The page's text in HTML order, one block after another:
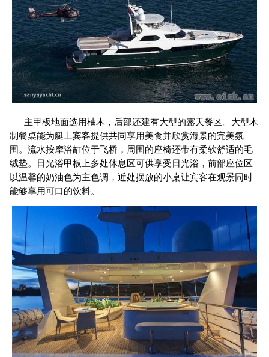
主甲板地面选用柚木，后部还建有大型的露天餐区。大型木
制餐桌能为艇上宾客提供共同享用美食并欣赏海景的完美氛
围。流水按摩浴缸位于飞桥，周围的座椅还带有柔软舒适的毛
绒垫。日光浴甲板上多处休息区可供享受日光浴，前部座位区
以温馨的奶油色为主色调，近处摆放的小桌让宾客在观景同时
能够享用可口的饮料。